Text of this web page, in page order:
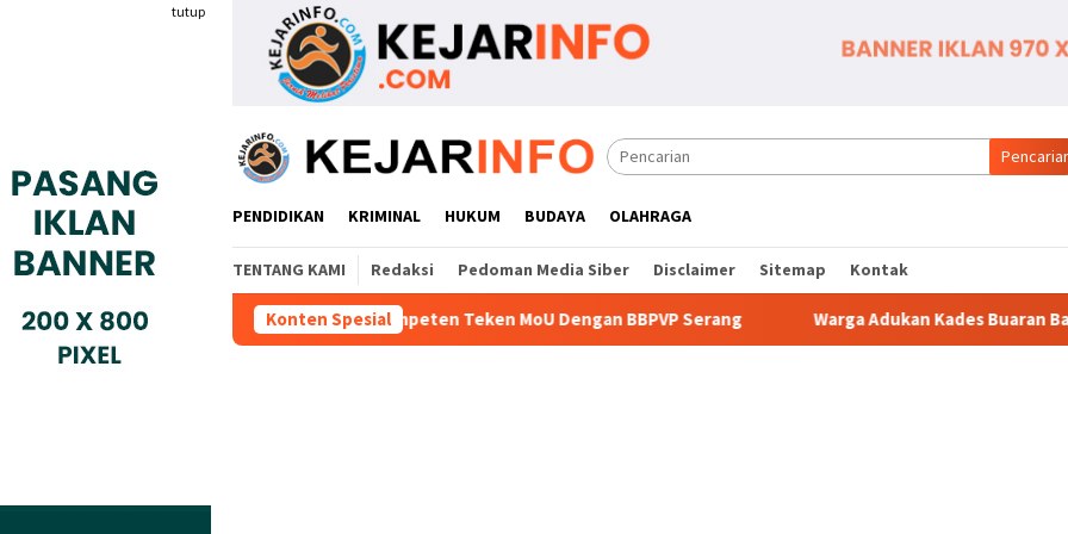
tutup
PENDIDIKAN KRIMINAL HUKUM BUDAYA OLAHRAGA
TENTANG KAMI Redaksi Pedoman Media Siber Disclaimer Sitemap Kontak
Konten Spesial
Gyokai Indonesia Kompeten Teken MoU Dengan BBPVP Serang Warga Adukan Kades Buaran Bambu Atas Dugaan